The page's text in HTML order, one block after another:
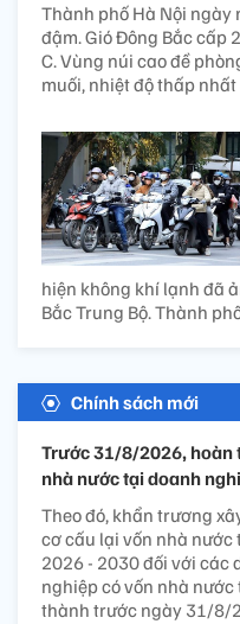
Thành phố Hà Nội ngày
đậm. Gió Đông Bắc cấp
C. Vùng núi cao đề
muối, nhiệt độ thấp nhất
hiện không khí lạnh đã
Bắc Trung Bộ. Thành
Chính sách mới
Trước 31/8/2026, hoàn
nhà nước tại doanh
Theo đó, khẩn trương
cơ cấu lại vốn nhà
2026 - 2030 đối với các
nghiệp có vốn nhà
thành trước ngày 31/8/